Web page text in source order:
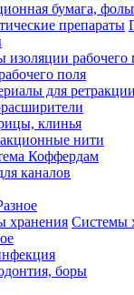
бумага,
поля
для ретракции
клинья
нити
Коффердам
каналов
Системы
боры